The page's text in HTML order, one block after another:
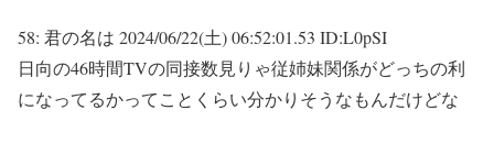
58: 君の名は 2024/06/22(土) 06:52:01.53 ID:L0pSI
日向の46時間TVの同接数見りゃ従姉妹関係がどっちの利
になってるかってことくらい分かりそうなもんだけどな